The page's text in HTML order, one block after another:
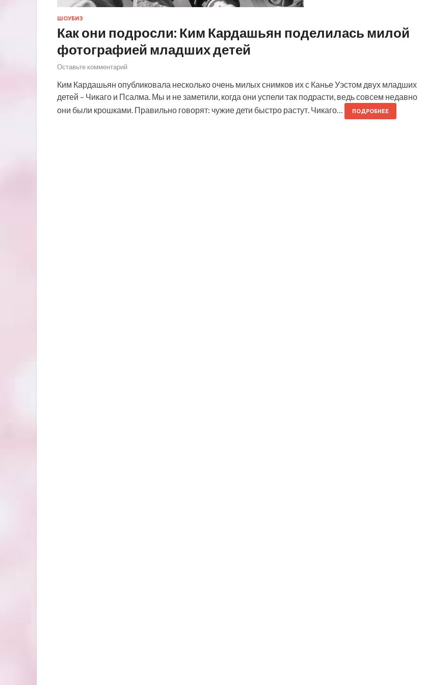
ШОУБИЗ
Как они подросли: Ким Кардашьян поделилась милой
фотографией младших детей
Оставьте комментарий
Ким Кардашьян опубликовала несколько очень милых снимков их с Канье Уэстом двух младших
детей – Чикаго и Псалма. Мы и не заметили, когда они успели так подрасти, ведь совсем недавно
они были крошками. Правильно говорят: чужие дети быстро растут. Чикаго…
ПОДРОБНЕЕ